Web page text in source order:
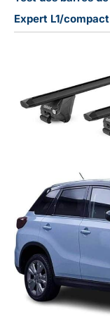
Expert L1/compact